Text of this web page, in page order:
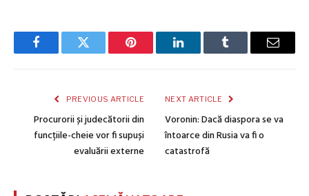
FacebookTwitter Pinterest LinkedInTumblr Email
PREVIOUS ARTICLE
Procurorii și judecătorii din
funcțiile-cheie vor fi supuși
evaluării externe
NEXT ARTICLE
Voronin: Dacă diaspora se va
întoarce din Rusia va fi o
catastrofă